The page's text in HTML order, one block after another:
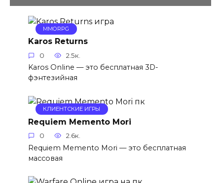
MMORPG
Karos Returns
0 2.5к.
Karos Online — это бесплатная 3D-
фэнтезийная
КЛИЕНТСКИЕ ИГРЫ
Requiem Memento Mori
0 2.6к.
Requiem Memento Mori — это бесплатная
массовая